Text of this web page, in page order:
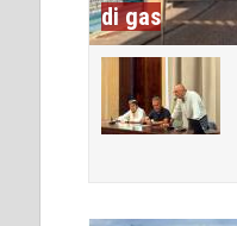
di gas